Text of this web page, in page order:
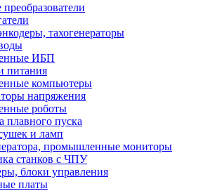
тахогенераторы
ИБП
питания
компьютеры
напряжения
роботы
плавного пуска
и ламп
промышленные мониторы
станков с ЧПУ
блоки управления
платы